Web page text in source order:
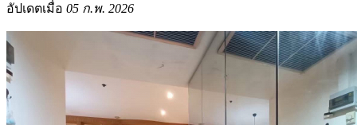
อัปเดตเมื่อ 05 ก.พ. 2026